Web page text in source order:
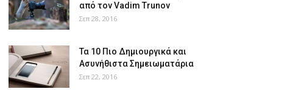
από τον Vadim Trunov
Σεπ 28, 2016
Τα 10 Πιο Δημιουργικά και
Ασυνήθιστα Σημειωματάρια
Σεπ 22, 2016